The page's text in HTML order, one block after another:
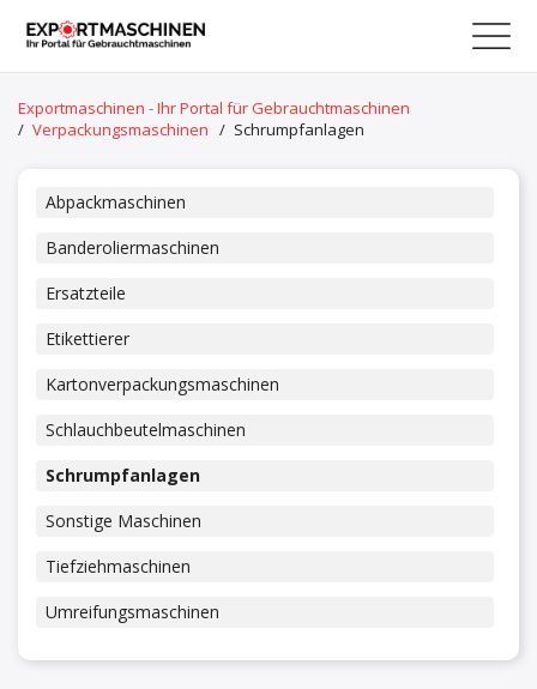
Exportmaschinen - Ihr Portal für Gebrauchtmaschinen
/ Verpackungsmaschinen / Schrumpfanlagen
Abpackmaschinen
Banderoliermaschinen
Ersatzteile
Etikettierer
Kartonverpackungsmaschinen
Schlauchbeutelmaschinen
Schrumpfanlagen
Sonstige Maschinen
Tiefziehmaschinen
Umreifungsmaschinen